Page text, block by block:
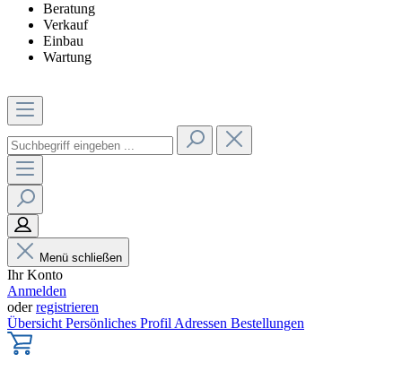
Beratung
Verkauf
Einbau
Wartung
Menü schließen
Ihr Konto
Anmelden
oderregistrieren
Übersicht Persönliches Profil Adressen Bestellungen